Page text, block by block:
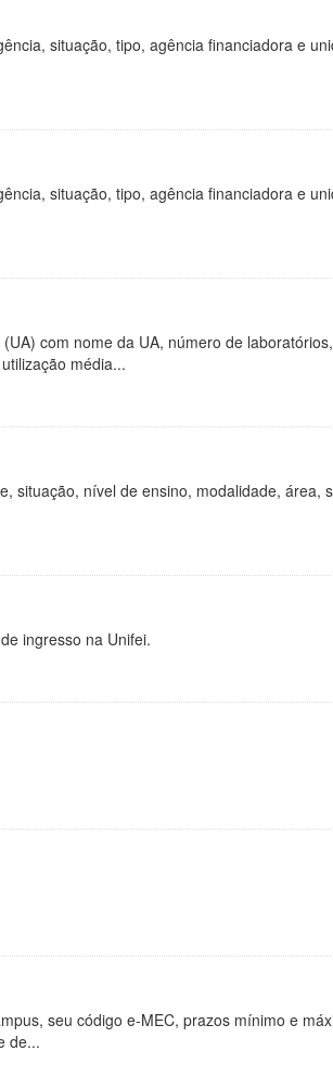
situação, tipo, agência financiadora e
situação, tipo, agência financiadora e
com nome da UA, número de
média...
situação, nível de ensino, modalidade, área,
ingresso na Unifei.
seu código e-MEC, prazos mínimo e
de...